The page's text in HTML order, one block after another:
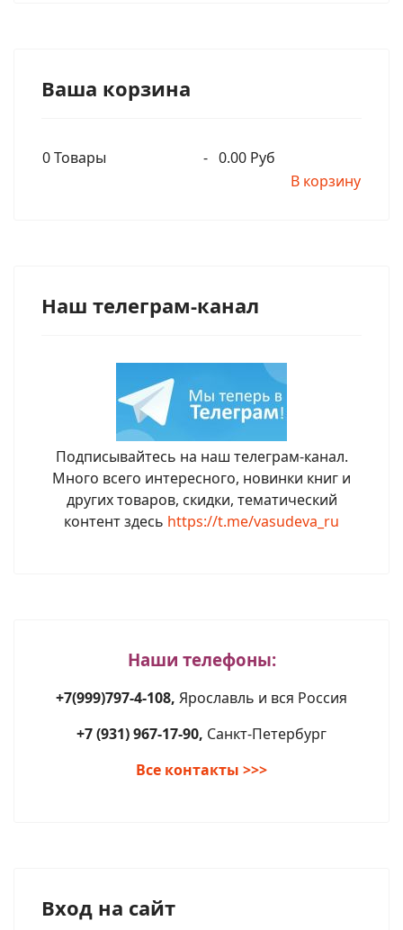
Ваша корзина
0Товары - 0.00 Руб
В корзину
Наш телеграм-канал
Подписывайтесь на наш телеграм-канал.
Много всего интересного, новинки книг и
других товаров, скидки, тематический
контент здесь https://t.me/vasudeva_ru
Наши телефоны:
+7(999)797-4-108, Ярославль и вся Россия
+7 (931) 967-17-90, Санкт-Петербург
Все контакты >>>
Вход на сайт